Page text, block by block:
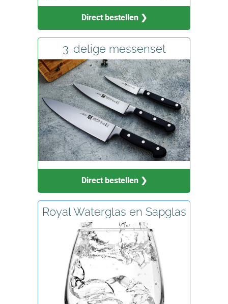
Direct bestellen ❯
3-delige messenset
Direct bestellen ❯
Royal Waterglas en Sapglas